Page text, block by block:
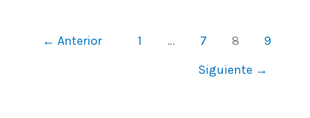
← Anterior 1 … 7 8
9
Siguiente →